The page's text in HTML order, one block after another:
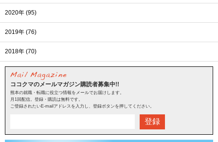
2020年 (95)
2019年 (76)
2018年 (70)
ココクマのメールマガジン購読者募集中!!
熊本の就職・転職に役立つ情報をメールでお届けします。
月1回配信。登録・購読は無料です。
ご登録されたいE-mailアドレスを入力し、登録ボタンを押してください。
登録